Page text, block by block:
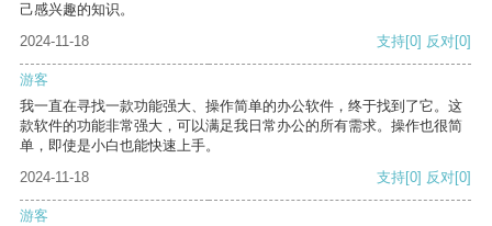
己感兴趣的知识。
2024-11-18
支持[0] 反对[0]
游客
我一直在寻找一款功能强大、操作简单的办公软件，终于找到了它。这
款软件的功能非常强大，可以满足我日常办公的所有需求。操作也很简
单，即使是小白也能快速上手。
2024-11-18
支持[0] 反对[0]
游客